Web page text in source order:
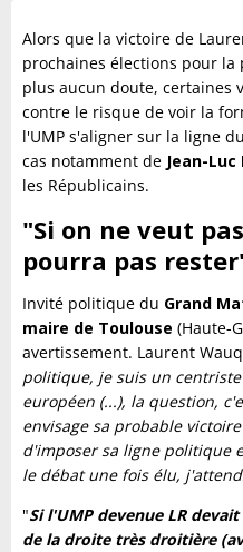
Alors que la victoire de
prochaines élections pour
plus aucun doute, certaines
contre le risque de voir la
l'UMP s'aligner sur la ligne
cas notamment de Jean-
les Républicains.
"Si on ne veut
pourra pas
Invité politique du Grand
maire de Toulouse (Haute-
avertissement. Laurent
politique, je suis un
européen (...), la question,
envisage sa probable
d'imposer sa ligne politique
le débat une fois élu,
"Si l'UMP devenue LR
de la droite très droitière